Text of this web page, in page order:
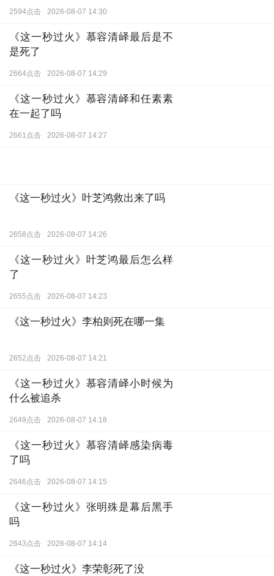
《这一秒过火》慕容清峄最后是不
《这一秒过火》慕容清峄和任素素
《这一秒过火》叶芝鸿最后怎么样
2655点击 2026-08-07 14:23
2652点击 2026-08-07 14:21
《这一秒过火》慕容清峄小时候为
什么被追杀
2649点击 2026-08-07 14:18
了吗
2646点击
《这一秒过火》张明殊是幕后黑手
吗